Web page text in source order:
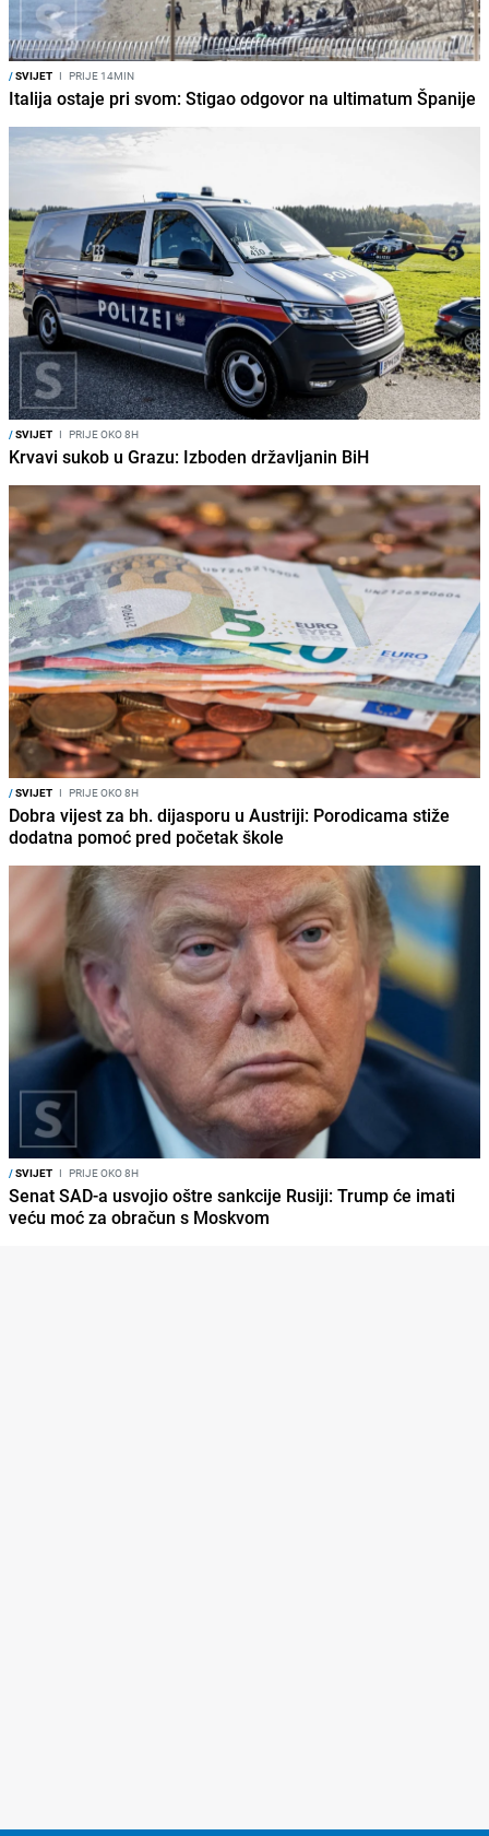
/SVIJET I PRIJE 14MIN
Italija ostaje pri svom: Stigao odgovor na ultimatum Španije
/SVIJET I PRIJE OKO 8H
Krvavi sukob u Grazu: Izboden državljanin BiH
/SVIJET I PRIJE OKO 8H
Dobra vijest za bh. dijasporu u Austriji: Porodicama stiže
dodatna pomoć pred početak škole
/SVIJET I PRIJE OKO 8H
Senat SAD-a usvojio oštre sankcije Rusiji: Trump će imati
veću moć za obračun s Moskvom